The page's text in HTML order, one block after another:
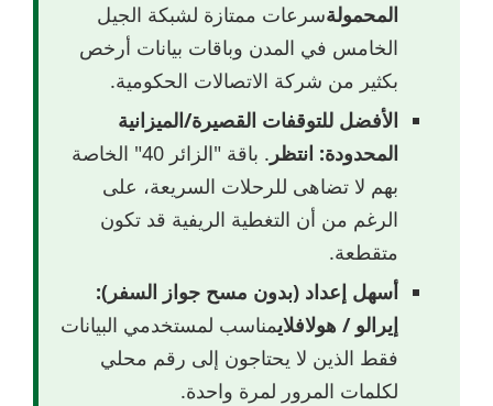
المحمولةسرعات ممتازة لشبكة الجيل
الخامس في المدن وباقات بيانات أرخص
بكثير من شركة الاتصالات الحكومية.
الأفضل للتوقفات القصيرة/الميزانية
المحدودة: انتظر
. باقة "الزائر 40" الخاصة
بهم لا تضاهى للرحلات السريعة، على
الرغم من أن التغطية الريفية قد تكون
متقطعة.
أسهل إعداد (بدون مسح جواز السفر):
إيرالو / هولافلايمناسب لمستخدمي البيانات
فقط الذين لا يحتاجون إلى رقم محلي
لكلمات المرور لمرة واحدة.